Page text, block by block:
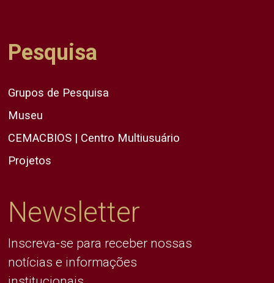
Pesquisa
Grupos de Pesquisa
Museu
CEMACBIOS | Centro Multiusuário
Projetos
Newsletter
Inscreva-se para receber nossas
notícias e informações